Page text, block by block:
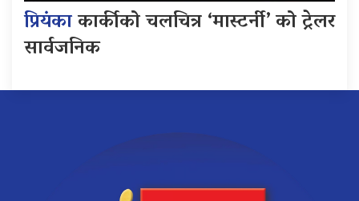
प्रियंकाकार्कीको चलचित्र ‘मास्टर्नी’ को ट्रेलर
सार्वजनिक